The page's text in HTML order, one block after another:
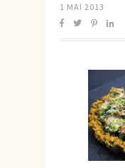
1 MAI 2013